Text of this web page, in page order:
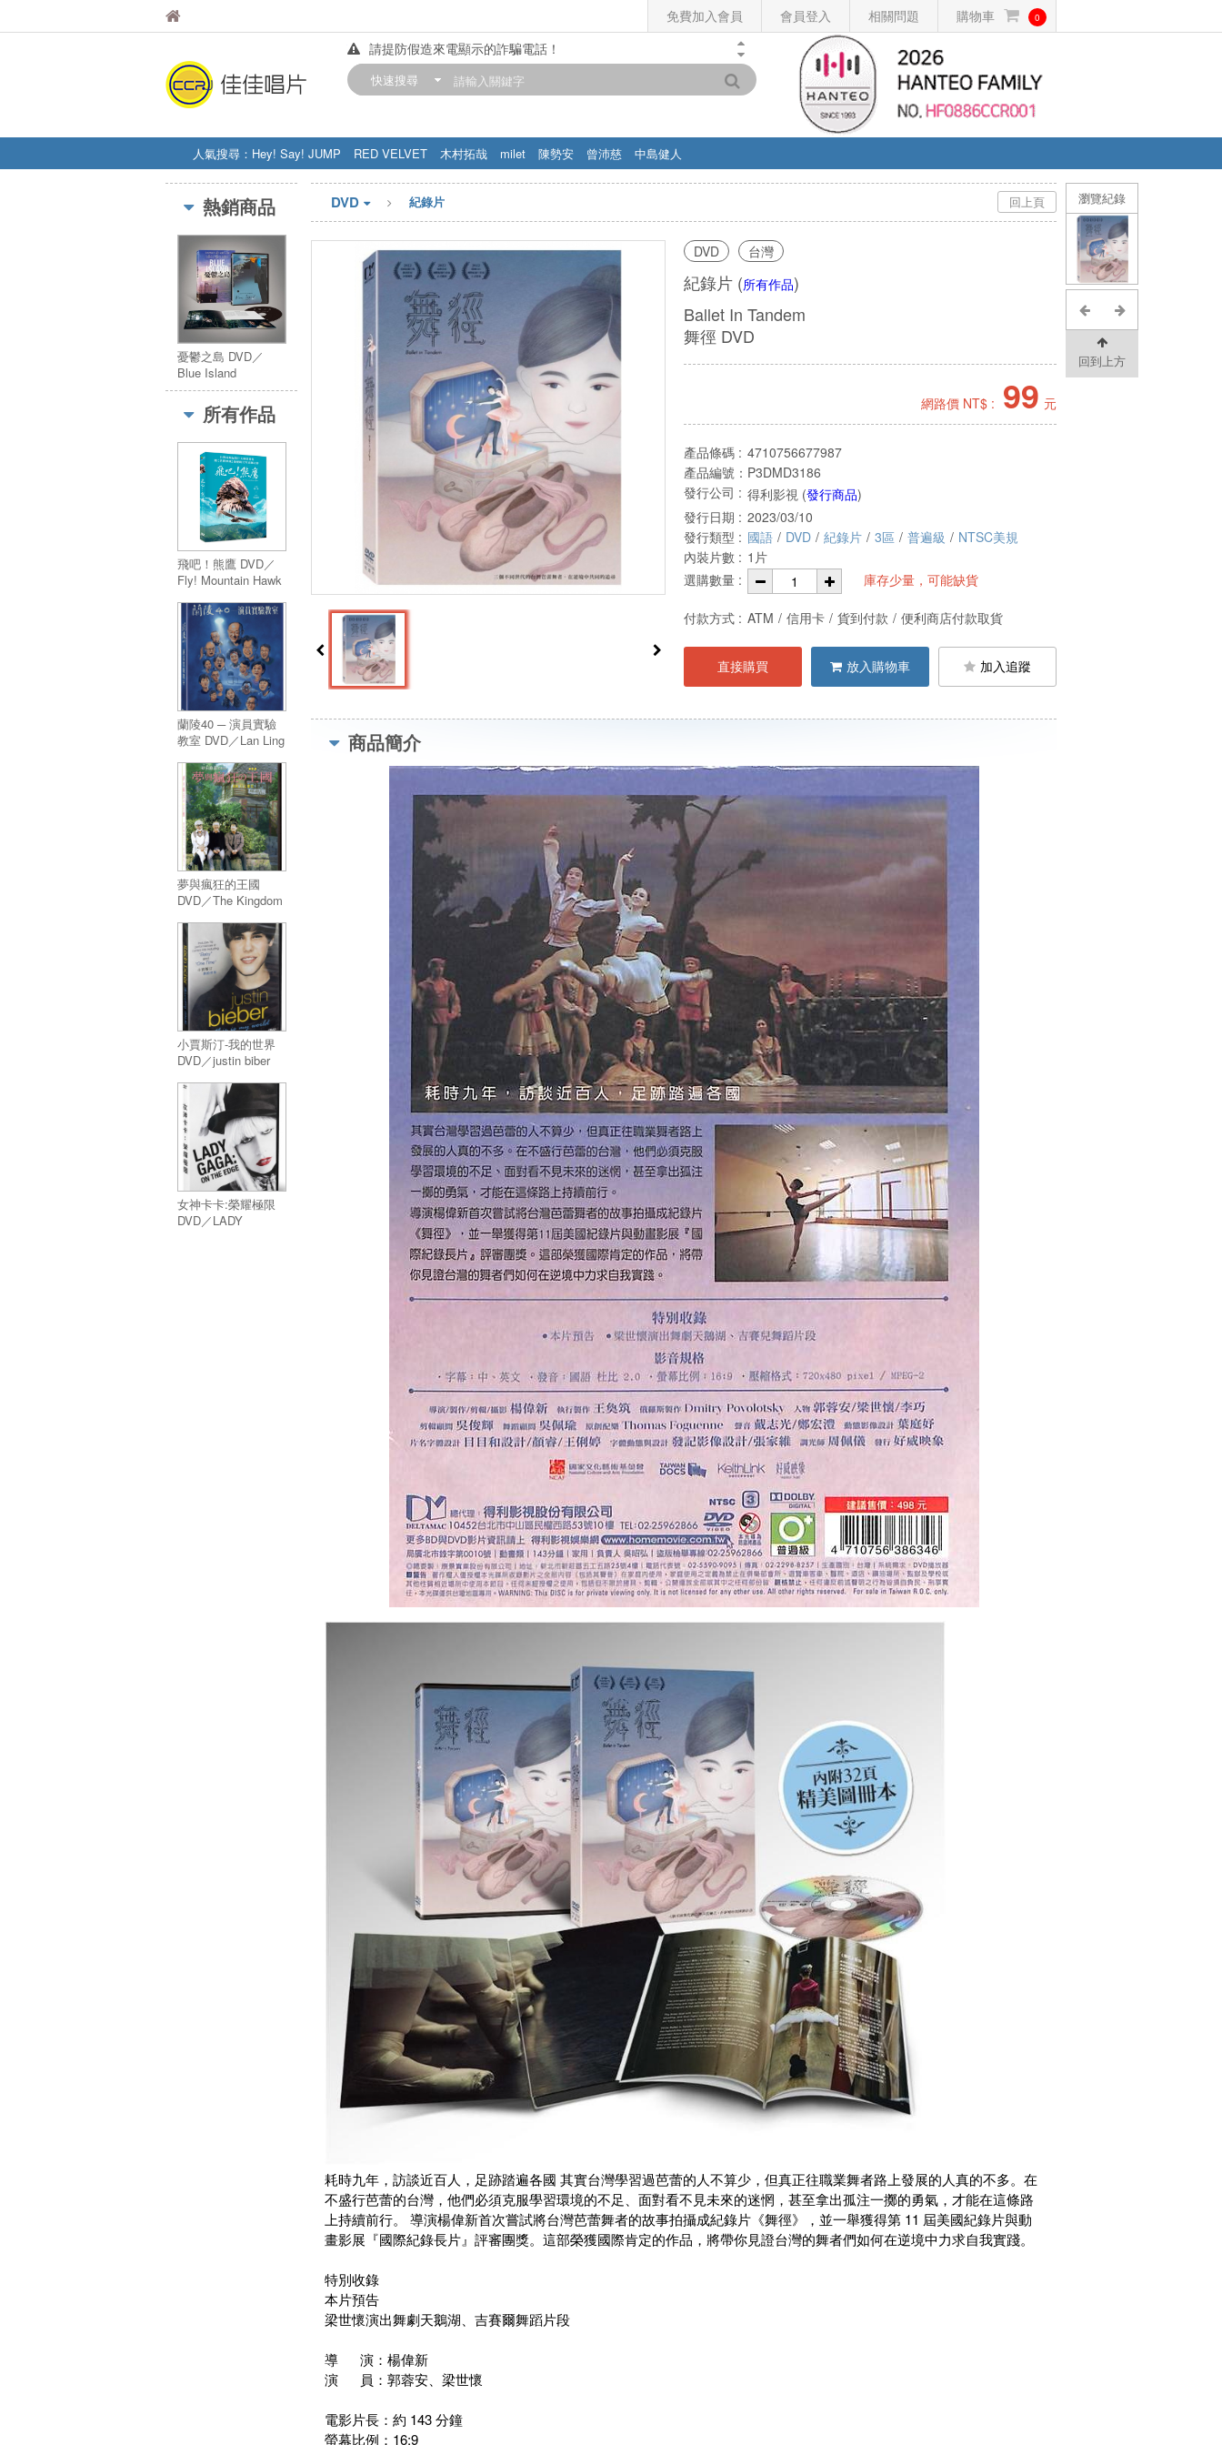
免費加入會員 會員登入 相關問題 購物車 0
佳佳唱片
請提防假造來電顯示的詐騙電話！
【中華門市營業時間調整公告】
快速搜尋
人氣搜尋： Hey! Say! JUMP RED VELVET 木村拓哉 milet 陳勢安 曾沛慈
中島健人
STRAY KIDS
盧廣仲 周杰伦
瀏覽紀錄
回到上方
熱銷商品
憂鬱之島 DVD／
Blue Island
所有作品
飛吧！熊鷹 DVD／
Fly! Mountain Hawk
蘭陵40 ─ 演員實驗
教室 DVD／Lan Ling
Actors Studio
夢與瘋狂的王國
DVD／The Kingdom
Madness
小賈斯汀-我的世界
DVD／justin biber
女神卡卡:榮耀極限
DVD／LADY
回上頁
DVD 紀錄片
DVD 台灣
紀錄片 (所有作品)
Ballet In Tandem
舞徑 DVD
網路價 NT$ : 99 元
產品條碼 : 4710756677987
產品編號： P3DMD3186
發行公司 : 得利影視 (發行商品)
發行日期 : 2023/03/10
發行類型 : 國語 / DVD / 紀錄片 / 3區 / 普遍級 / NTSC美規
內裝片數 : 1片
選購數量 :
庫存少量，可能缺貨
付款方式 : ATM / 信用卡 / 貨到付款 / 便利商店付款取貨
直接購買 放入購物車 加入追蹤
商品簡介
耗時九年，訪談近百人，足跡踏遍各國 其實台灣學習過芭蕾的人不算少，但真正往職業舞者路上發展的人真的不多。在
不盛行芭蕾的台灣，他們必須克服學習環境的不足、面對看不見未來的迷惘，甚至拿出孤注一擲的勇氣，才能在這條路
上持續前行。 導演楊偉新首次嘗試將台灣芭蕾舞者的故事拍攝成紀錄片《舞徑》，並一舉獲得第 11 屆美國紀錄片與動
畫影展『國際紀錄長片』評審團獎。這部榮獲國際肯定的作品，將帶你見證台灣的舞者們如何在逆境中力求自我實踐。
特別收錄
本片預告
梁世懷演出舞劇天鵝湖、吉賽爾舞蹈片段
導 演：楊偉新
演 員： 郭蓉安、梁世懷
電影片長：約 143 分鐘
螢幕比例：16:9